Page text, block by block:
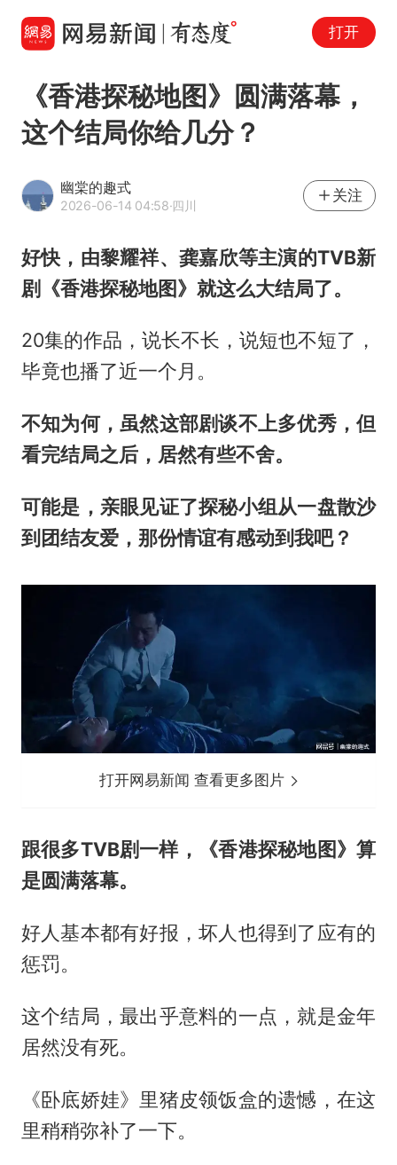
打开
《香港探秘地图》圆满落幕，
这个结局你给几分？
幽棠的趣式
2026-06-14 04:58·四川
关注
好快，由黎耀祥、龚嘉欣等主演的TVB新
剧《香港探秘地图》就这么大结局了。
20集的作品，说长不长，说短也不短了，
毕竟也播了近一个月。
不知为何，虽然这部剧谈不上多优秀，但
看完结局之后，居然有些不舍。
可能是，亲眼见证了探秘小组从一盘散沙
到团结友爱，那份情谊有感动到我吧？
打开网易新闻 查看更多图片
跟很多TVB剧一样，《香港探秘地图》算
是圆满落幕。
好人基本都有好报，坏人也得到了应有的
惩罚。
这个结局，最出乎意料的一点，就是金年
居然没有死。
《卧底娇娃》里猪皮领饭盒的遗憾，在这
里稍稍弥补了一下。